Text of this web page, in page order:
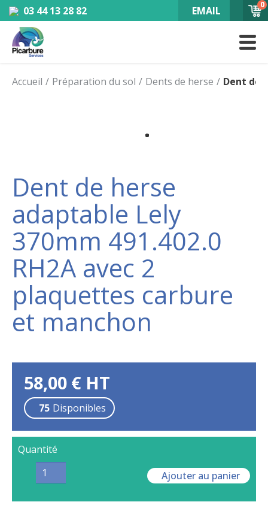
03 44 13 28 82 EMAIL 0
Accueil Préparation du sol Dents de herse Dent de
Dent de herse
adaptable Lely
370mm 491.402.0
RH2A avec 2
plaquettes carbure
et manchon
58,00 € HT
75 Disponibles
Quantité
Ajouter au panier